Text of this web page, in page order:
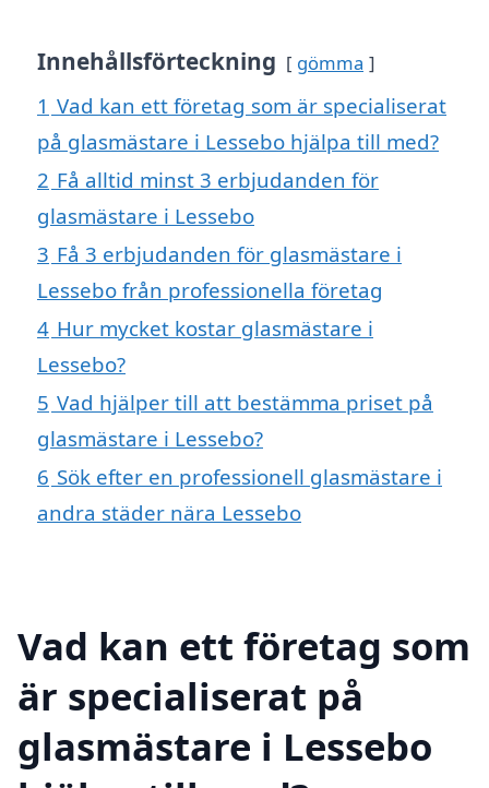
Innehållsförteckning gömma
1 Vad kan ett företag som är specialiserat
på glasmästare i Lessebo hjälpa till med?
2 Få alltid minst 3 erbjudanden för
glasmästare i Lessebo
3 Få 3 erbjudanden för glasmästare i
Lessebo från professionella företag
4 Hur mycket kostar glasmästare i
Lessebo?
5 Vad hjälper till att bestämma priset på
glasmästare i Lessebo?
6 Sök efter en professionell glasmästare i
andra städer nära Lessebo
Vad kan ett företag som
är specialiserat på
glasmästare i Lessebo